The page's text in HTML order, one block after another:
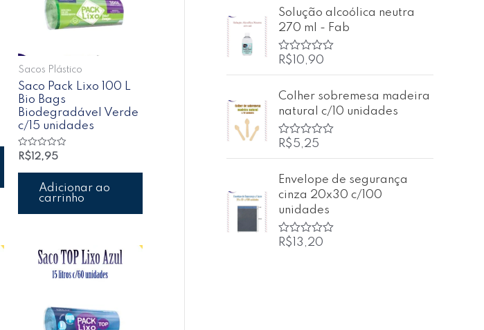
Sacos Plástico
Saco Pack Lixo 100 L
Bio Bags
Biodegradável Verde
c/15 unidades
Avaliação
de
R$12,95
Adicionar ao
carrinho
e
5
l
i
a
ç
ã
o
e
5
Solução alcoólica neutra
270 ml - Fab
A
l
i
a
ç
ã
o
e
5
R$ 10,90
Colher sobremesa madeira
natural c/10 unidades
A
l
i
a
ç
ã
o
0
d
R$5,25
Envelope de segurança
cinza 20x30 c/100
unidades
A
R$ 13,20